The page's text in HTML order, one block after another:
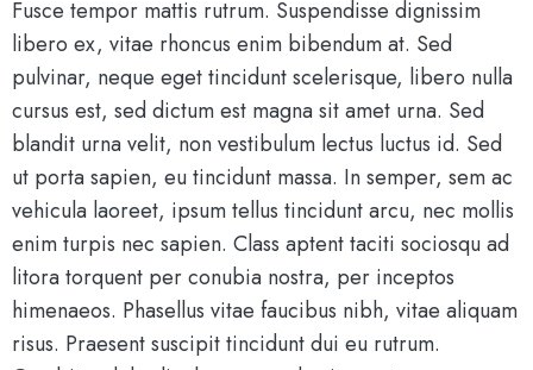
Fusce tempor mattis rutrum. Suspendisse dignissim
libero ex, vitae rhoncus enim bibendum at. Sed
pulvinar, neque eget tincidunt scelerisque, libero nulla
cursus est, sed dictum est magna sit amet urna. Sed
blandit urna velit, non vestibulum lectus luctus id. Sed
ut porta sapien, eu tincidunt massa. In semper, sem ac
vehicula laoreet, ipsum tellus tincidunt arcu, nec mollis
enim turpis nec sapien. Class aptent taciti sociosqu ad
litora torquent per conubia nostra, per inceptos
himenaeos. Phasellus vitae faucibus nibh, vitae aliquam
risus. Praesent suscipit tincidunt dui eu rutrum.